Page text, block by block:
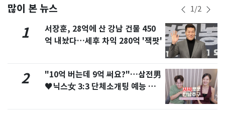
많이 본 뉴스 1/2
1
서장훈, 28억에 산 강남 건물 450
억 내놨다…세후 차익 280억 '잭팟'
2
"10억 버는데 9억 써요?"…삼전男
♥닉스女 3:3 단체소개팅 예능 화